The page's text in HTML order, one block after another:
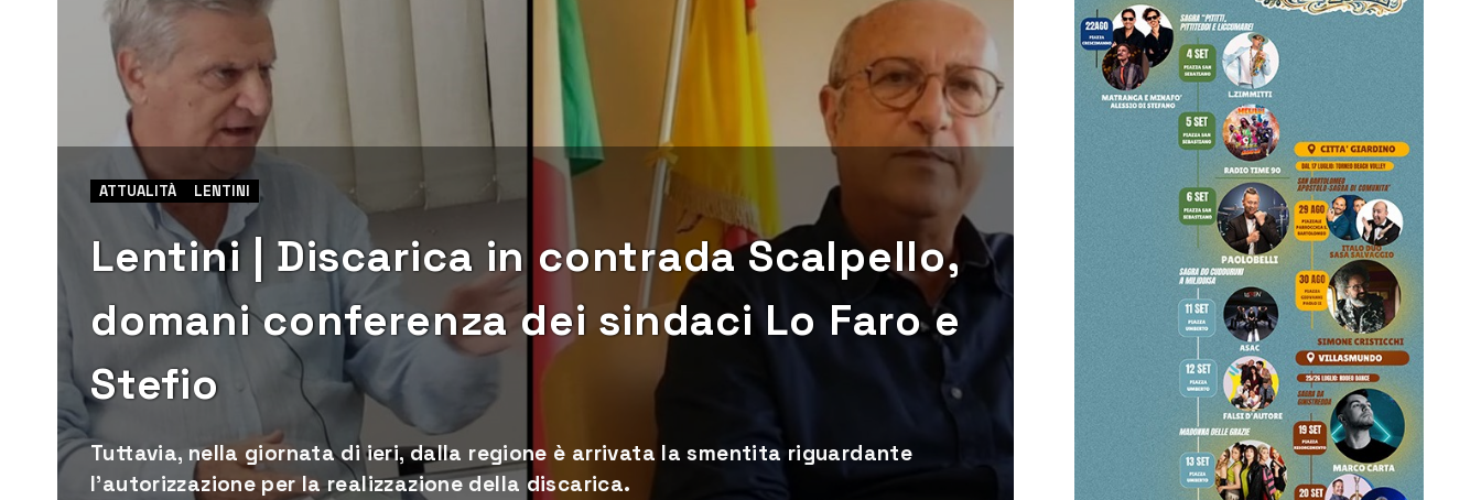
ATTUALITÀ LENTINI
Lentini | Discarica in contrada Scalpello,
domani conferenza dei sindaci Lo Faro e
Stefio
Tuttavia, nella giornata di ieri, dalla regione è arrivata la smentita riguardante
l’autorizzazione per la realizzazione della discarica.